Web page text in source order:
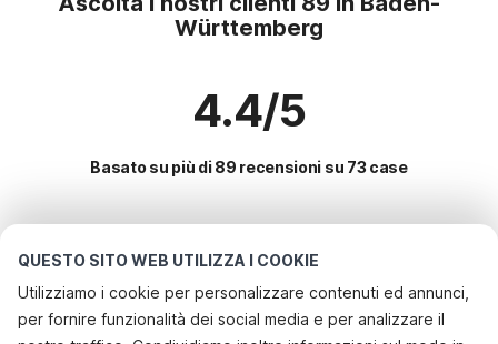
QUESTO SITO WEB UTILIZZA I COOKIE
Utilizziamo i cookie per personalizzare contenuti ed annunci,
per fornire funzionalità dei social media e per analizzare il
Württemberg
4.4/5
Basato su più di 89 recensioni su 73 case
Le destinazioni più popolari per le
vacanze
Servizi più popolari per le vacanze in Baden-württemberg